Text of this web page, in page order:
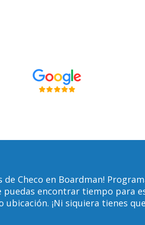
de Checo en Boardman!
puedas encontrar tiempo para
¡Ni siquiera tienes